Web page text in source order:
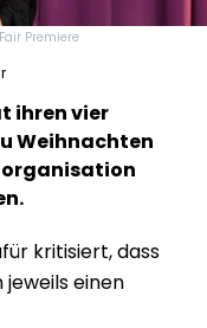
Premiere
ihren vier
Weihnachten
kritisiert, dass
jeweils einen